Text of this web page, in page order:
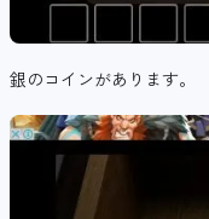
銀のコインがあります。